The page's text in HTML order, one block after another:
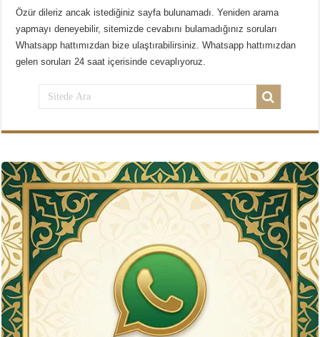
Özür dileriz ancak istediğiniz sayfa bulunamadı. Yeniden arama
yapmayı deneyebilir, sitemizde cevabını bulamadığınız soruları
Whatsapp hattımızdan bize ulaştırabilirsiniz. Whatsapp hattımızdan
gelen soruları 24 saat içerisinde cevaplıyoruz.